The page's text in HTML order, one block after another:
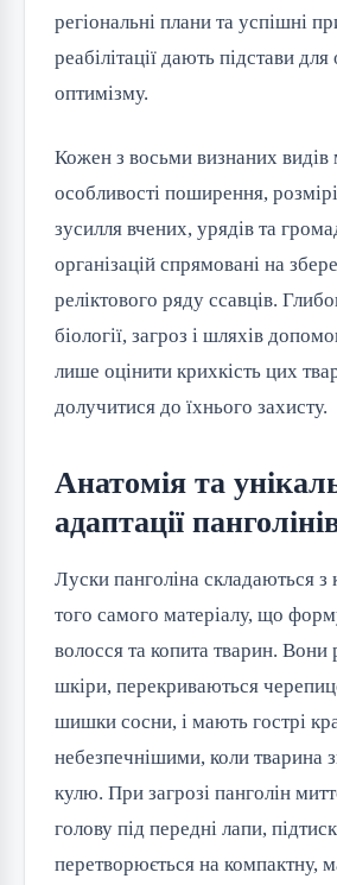
регіональні плани та успішні
реабілітації дають підстави
оптимізму.
Кожен з восьми визнаних видів
особливості поширення,
зусилля вчених, урядів та
організацій спрямовані на
реліктового ряду ссавців.
біології, загроз і шляхів
лише оцінити крихкість цих
долучитися до їхнього захисту.
Анатомія та
адаптації
Луски панголіна складаються
того самого матеріалу, що
волосся та копита тварин. Вони
шкіри, перекриваються
шишки сосни, і мають гострі
небезпечнішими, коли тварина
кулю. При загрозі панголін
голову під передні лапи,
перетворюється на компактну,